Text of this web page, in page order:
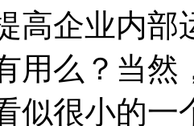
高企业内部
用么？当
似很小的一